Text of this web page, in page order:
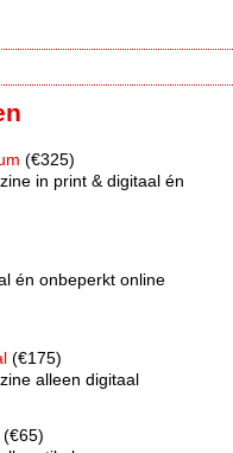
(€325)
in print & digitaal én
én onbeperkt online
(€175)
alleen digitaal
(€65)